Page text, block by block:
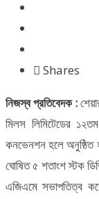
Shares
নিজস্ব প্রতিবেদক :
মিলস লিমিটেডের
কনভেনশন হলে
ঘোষিত ৫ শতাংশ স্টক
এজিএমে সভাপতিত্ব